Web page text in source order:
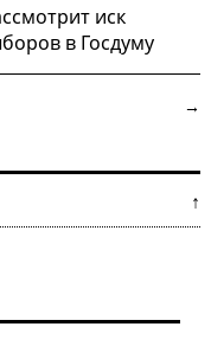
иск
в Госдуму
новости →
↑